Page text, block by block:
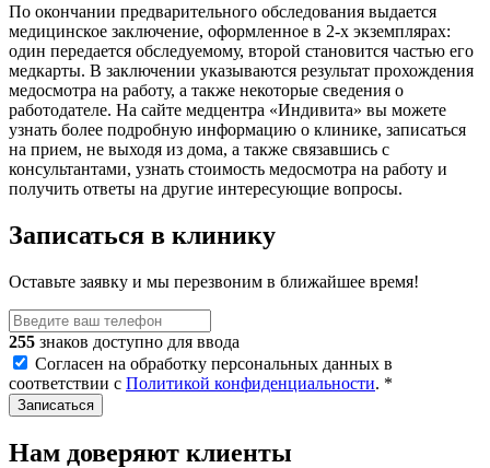
По окончании предварительного обследования выдается
медицинское заключение, оформленное в 2-х экземплярах:
один передается обследуемому, второй становится частью его
медкарты. В заключении указываются результат прохождения
медосмотра на работу, а также некоторые сведения о
работодателе. На сайте медцентра «Индивита» вы можете
узнать более подробную информацию о клинике, записаться
на прием, не выходя из дома, а также связавшись с
консультантами, узнать стоимость медосмотра на работу и
получить ответы на другие интересующие вопросы.
Записаться в клинику
Оставьте заявку и мы перезвоним в ближайшее время!
255 знаков доступно для ввода
Согласен на обработку персональных данных в
соответствии с Политикой конфиденциальности. *
Нам доверяют клиенты